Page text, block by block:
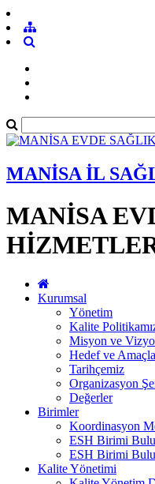
MANİSA İL
MANİSA
Kurumsal
Yönetim
Kalite
Misyon ve
Hedef ve
Tarihçemiz
Organizasyon
Değerler
Birimler
Koordinasyon
ESH Birimi
ESH Birimi
Kalite Yönetimi